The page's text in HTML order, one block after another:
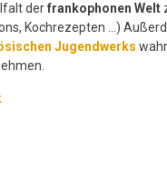
derfrankophonen Welt
Kochrezepten …)
Jugendwerks